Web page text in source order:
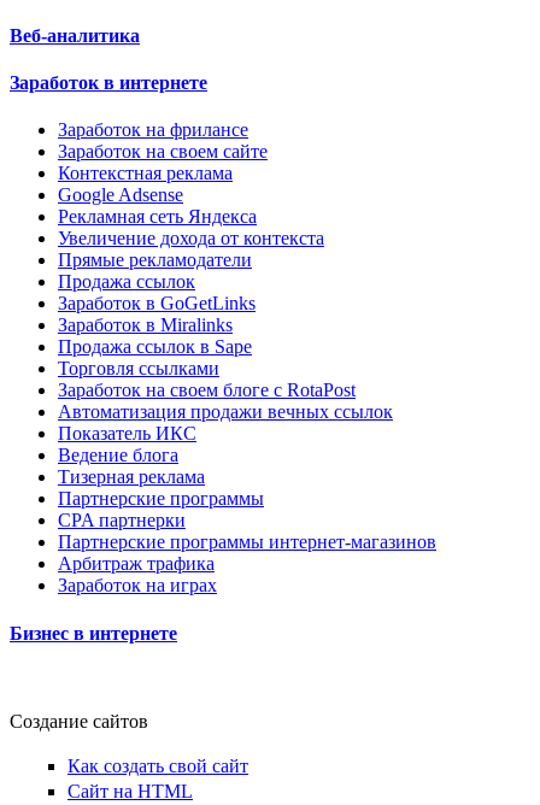
Веб-аналитика
Заработок в интернете
Заработок на фрилансе
Заработок на своем сайте
Контекстная реклама
Google Adsense
Рекламная сеть Яндекса
Увеличение дохода от контекста
Прямые рекламодатели
Продажа ссылок
Заработок в GoGetLinks
Заработок в Miralinks
Продажа ссылок в Sape
Торговля ссылками
Заработок на своем блоге с RotaPost
Автоматизация продажи вечных ссылок
Показатель ИКС
Ведение блога
Тизерная реклама
Партнерские программы
CPA партнерки
Партнерские программы интернет-магазинов
Арбитраж трафика
Заработок на играх
Бизнес в интернете
Создание сайтов
Как создать свой сайт
Сайт на HTML